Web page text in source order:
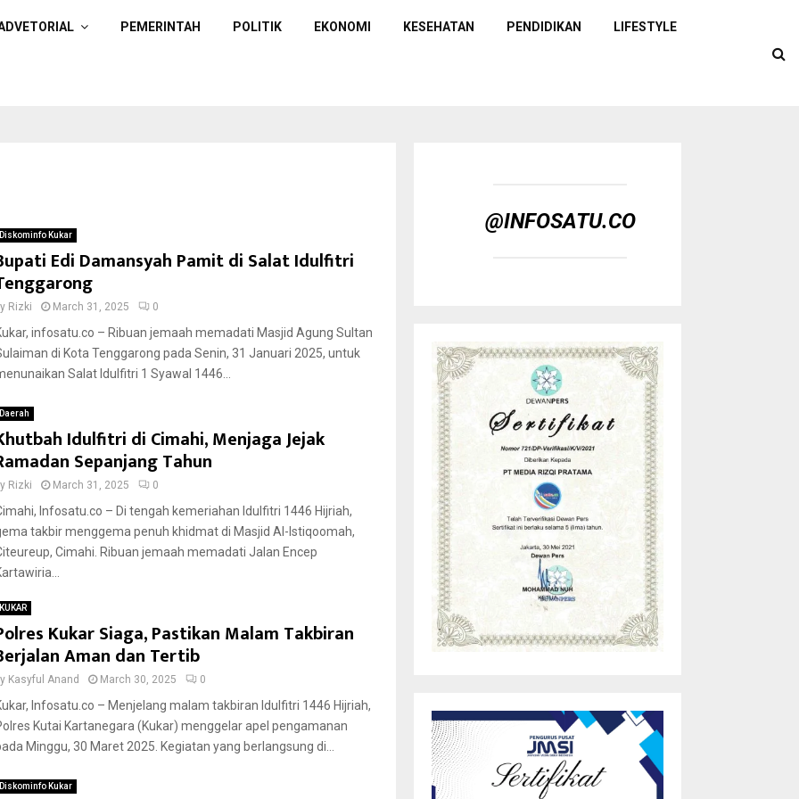
PEMERINTAH POLITIK EKONOMI KESEHATAN PENDIDIKAN LIFESTYLE
Diskominfo Kukar
Edi Damansyah Pamit di Salat Idulfitri
Rizki March 31, 2025 0
infosatu.co – Ribuan jemaah memadati Masjid Agung Sultan
di Kota Tenggarong pada Senin, 31 Januari 2025, untuk
Salat Idulfitri 1 Syawal 1446...
Daerah
Idulfitri di Cimahi, Menjaga Jejak
Sepanjang Tahun
Rizki March 31, 2025 0
Infosatu.co – Di tengah kemeriahan Idulfitri 1446 Hijriah,
takbir menggema penuh khidmat di Masjid Al-Istiqoomah,
Cimahi. Ribuan jemaah memadati Jalan Encep
KUKAR
Kukar Siaga, Pastikan Malam Takbiran
Aman dan Tertib
Kasyful Anand March 30, 2025 0
Infosatu.co – Menjelang malam takbiran Idulfitri 1446 Hijriah,
Kutai Kartanegara (Kukar) menggelar apel pengamanan
Minggu, 30 Maret 2025. Kegiatan yang berlangsung di...
Diskominfo Kukar
@INFOSATU.CO